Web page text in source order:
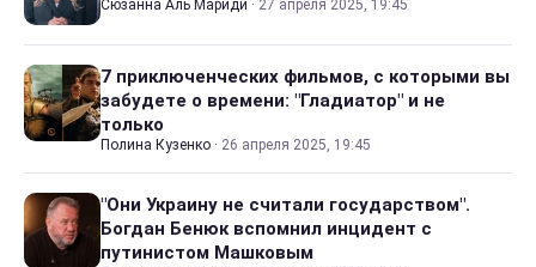
Сюзанна Аль Мариди · 27 апреля 2025, 19:45
7 приключенческих фильмов, с которыми вы
забудете о времени: "Гладиатор" и не
только
Полина Кузенко · 26 апреля 2025, 19:45
"Они Украину не считали государством".
Богдан Бенюк вспомнил инцидент с
путинистом Машковым